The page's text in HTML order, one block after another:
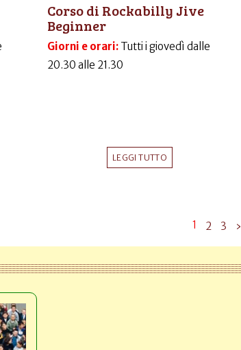
Corso di Rockabilly Jive
Beginner
Giorni e orari: Tutti i giovedì dalle
20.30 alle 21.30
LEGGI TUTTO
1 2 3 ›